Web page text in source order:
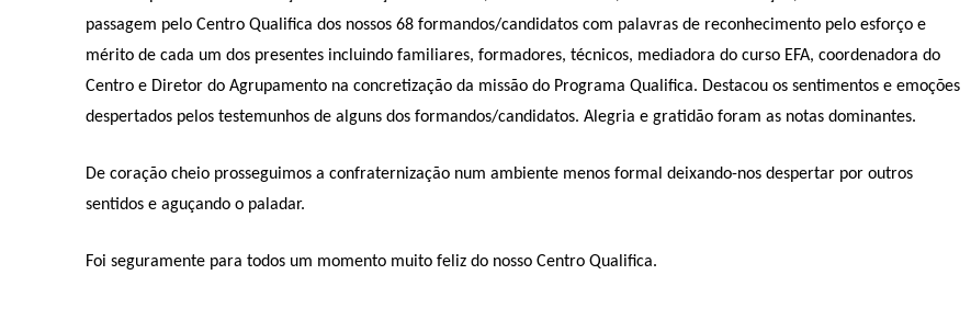
passagem pelo Centro Qualifica dos nossos 68 formandos/candidatos com palavras de reconhecimento pelo esforço e
mérito de cada um dos presentes incluindo familiares, formadores, técnicos, mediadora do curso EFA, coordenadora do
Centro e Diretor do Agrupamento na concretização da missão do Programa Qualifica. Destacou os sentimentos e emoções
despertados pelos testemunhos de alguns dos formandos/candidatos. Alegria e gratidão foram as notas dominantes.
De coração cheio prosseguimos a confraternização num ambiente menos formal deixando-nos despertar por outros
sentidos e aguçando o paladar.
Foi seguramente para todos um momento muito feliz do nosso Centro Qualifica.